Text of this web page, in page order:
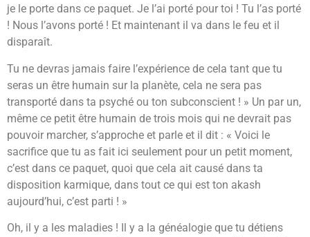
je le porte dans ce paquet. Je l’ai porté pour toi ! Tu l’as porté
! Nous l’avons porté ! Et maintenant il va dans le feu et il
disparaît.
Tu ne devras jamais faire l’expérience de cela tant que tu
seras un être humain sur la planète, cela ne sera pas
transporté dans ta psyché ou ton subconscient ! » Un par un,
même ce petit être humain de trois mois qui ne devrait pas
pouvoir marcher, s’approche et parle et il dit : « Voici le
sacrifice que tu as fait ici seulement pour un petit moment,
c’est dans ce paquet, quoi que cela ait causé dans ta
disposition karmique, dans tout ce qui est ton akash
aujourd’hui, c’est parti ! »
Oh, il y a les maladies ! Il y a la généalogie que tu détiens